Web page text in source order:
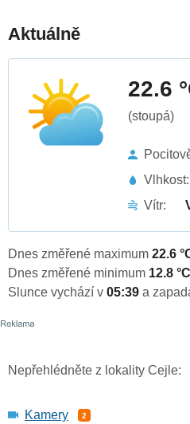
Aktuálně
22.6
(stoupá)
Vlhkost:
Vítr:
Dnes změřené maximum 22.6
Dnes změřené minimum 12.8 °C
Slunce vychází v 05:39 a
Nepřehlédněte z lokality Cejle:
Kamery 2